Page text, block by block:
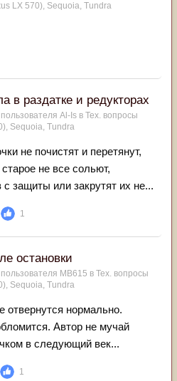
LX 570), Sequoia, Tundra
в раздатке и редукторах
Al-Is в Тех. вопросы
Sequoia, Tundra
не почистят и перетянут,
не все сольют,
защиты или закрутят их не...
1
остановки
MB615 в Тех. вопросы
Sequoia, Tundra
отвернутся нормально.
Автор не мучай
в следующий век...
1